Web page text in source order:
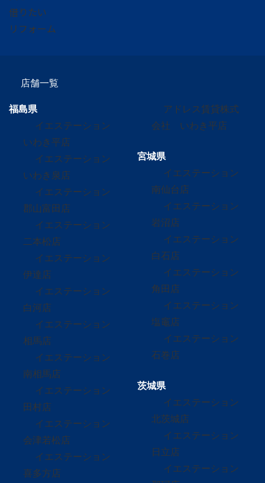
借りたい
リフォーム
店舗一覧
福島県
イエステーション
いわき平店
イエステーション
いわき泉店
イエステーション
郡山富田店
イエステーション
二本松店
イエステーション
伊達店
イエステーション
白河店
イエステーション
相馬店
イエステーション
南相馬店
イエステーション
田村店
イエステーション
会津若松店
イエステーション
喜多方店
アドレス賃貸株式
会社 いわき平店
宮城県
イエステーション
南仙台店
イエステーション
岩沼店
イエステーション
白石店
イエステーション
角田店
イエステーション
塩竈店
イエステーション
石巻店
茨城県
イエステーション
北茨城店
イエステーション
日立店
イエステーション